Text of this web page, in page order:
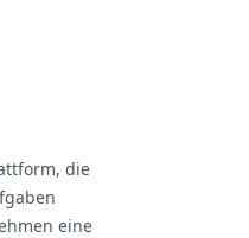
die
eine